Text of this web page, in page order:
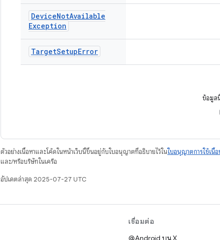
DeviceNotAvailable
Exception
TargetSetupError
ข้อมูล
ตัวอย่างเนื้อหาและโค้ดในหน้าเว็บนี้ขึ้นอยู่กับใบอนุญาตที่อธิบายไว้ในใบอนุญาตการใช้เนื้อ
และ/หรือบริษัทในเครือ
อัปเดตล่าสุด 2025-07-27 UTC
เชื่อมต่อ
@Android บน X